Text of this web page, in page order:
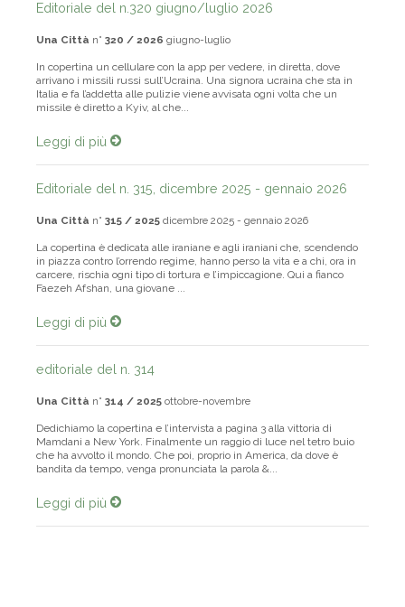
Editoriale del n.320 giugno/luglio 2026
Una Città n° 320 / 2026 giugno-luglio
In copertina un cellulare con la app per vedere, in diretta, dove
arrivano i missili russi sull’Ucraina. Una signora ucraina che sta in
Italia e fa l’addetta alle pulizie viene avvisata ogni volta che un
missile è diretto a Kyiv, al che...
Leggi di più
Editoriale del n. 315, dicembre 2025 - gennaio 2026
Una Città n° 315 / 2025 dicembre 2025 - gennaio 2026
La copertina è dedicata alle iraniane e agli iraniani che, scendendo
in piazza contro l’orrendo regime, hanno perso la vita e a chi, ora in
carcere, rischia ogni tipo di tortura e l’impiccagione. Qui a fianco
Faezeh Afshan, una giovane ...
Leggi di più
editoriale del n. 314
Una Città n° 314 / 2025 ottobre-novembre
Dedichiamo la copertina e l’intervista a pagina 3 alla vittoria di
Mamdani a New York. Finalmente un raggio di luce nel tetro buio
che ha avvolto il mondo. Che poi, proprio in America, da dove è
bandita da tempo, venga pronunciata la parola &...
Leggi di più